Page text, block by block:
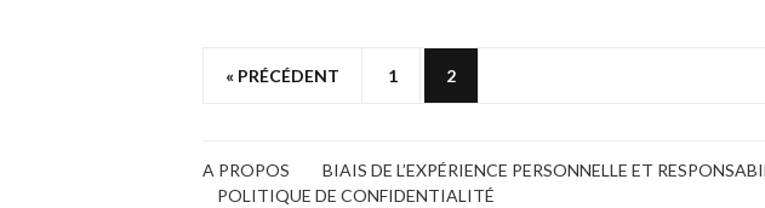
« PRÉCÉDENT 1 2
A PROPOS BIAIS DE L’EXPÉRIENCE PERSONNELLE ET
POLITIQUE DE CONFIDENTIALITÉ